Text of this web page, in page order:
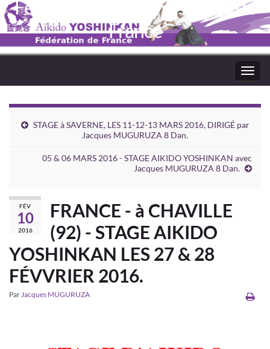
Fédération Aïkido Yoshinkaï de
France
STAGE à SAVERNE, LES 11-12-13 MARS 2016, DIRIGÉ par
Jacques MUGURUZA 8 Dan.
05 & 06 MARS 2016 - STAGE AIKIDO YOSHINKAN avec
Jacques MUGURUZA 8 Dan.
FÉV
10
2016
FRANCE - à CHAVILLE
(92) - STAGE AIKIDO
YOSHINKAN LES 27 & 28
FÉVVRIER 2016.
ParJacques MUGURUZA